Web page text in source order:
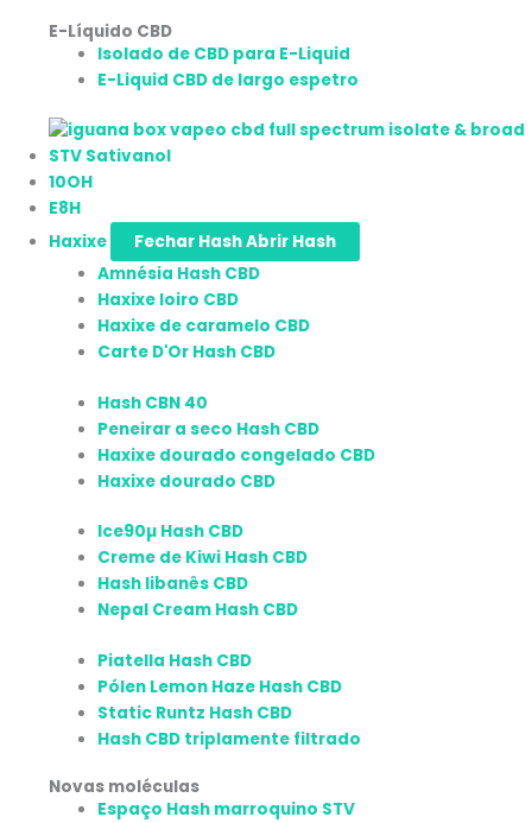
E-Líquido CBD
Isolado de CBD para E-Liquid
E-Liquid CBD de largo espetro
STV Sativanol
10OH
E8H
Haxixe
Fechar HashAbrir Hash
Amnésia Hash CBD
Haxixe loiro CBD
Haxixe de caramelo CBD
Carte D'Or Hash CBD
Hash CBN 40
Peneirar a seco Hash CBD
Haxixe dourado congelado CBD
Haxixe dourado CBD
Ice90µ Hash CBD
Creme de Kiwi Hash CBD
Hash libanês CBD
Nepal Cream Hash CBD
Piatella Hash CBD
Pólen Lemon Haze Hash CBD
Static Runtz Hash CBD
Hash CBD triplamente filtrado
Novas moléculas
Espaço Hash marroquino STV